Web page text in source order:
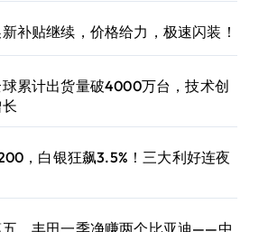
补贴继续，价格给力，极速闪装！
累计出货量破4000万台，技术创
，白银狂飙3.5%！三大利好连夜
，丰田一季净赚两个比亚迪——中